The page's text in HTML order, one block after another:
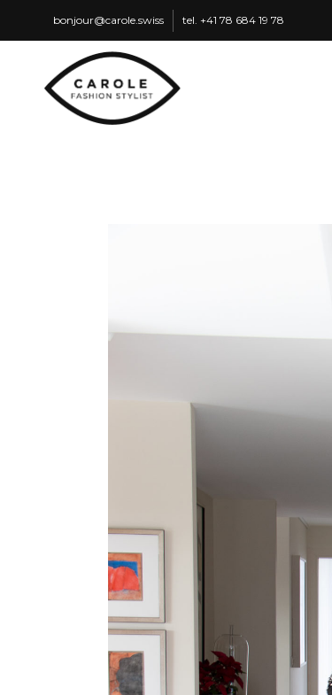
ssiws.elorac@ruojnob tel. 87 91 486 87 14+